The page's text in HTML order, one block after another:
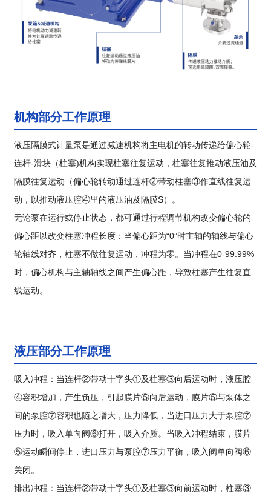
机构部分工作原理
液压隔膜式计量泵是通过减速机构将主电机的转动传递给偏心轮-
连杆-滑块（柱塞)机构实现柱塞往复运动，柱塞往复推动液压油及
隔膜往复运动（偏心轮转动通过连杆②带动柱塞③作直线往复运
动，以推动液压腔④里的液压油及隔膜S）。
无论泵在运行或停止状态，都可通过行程调节机构改变偏心轮的
偏心距以改变柱塞冲程长度：当偏心距为“0”时主轴的轴线与偏心
轮轴线对齐，柱塞不做往复运动，冲程为零。当冲程在0-99.99%
时，偏心机构与主轴轴线之间产生偏心距，导致柱塞产生往复直
线运动。
液压部分工作原理
吸入冲程：当连杆②带动十字头①及柱塞③向后运动时，液压腔
④容积增加，产生负压，引起膜片⑤向后运动，膜片⑤与泵体之
间的泵腔⑦容积也随之增大，压力降低，当进口压力大于泵腔⑦
压力时，吸入单向阀⑥打开，吸入介质。当吸入冲程结束，膜片
⑤运动瞬间停止，进口压力与泵腔⑦压力平衡，吸入阀单向阀⑥
关闭。
排出冲程：当连杆②带动十字头①及柱塞③向前运动时，柱塞③